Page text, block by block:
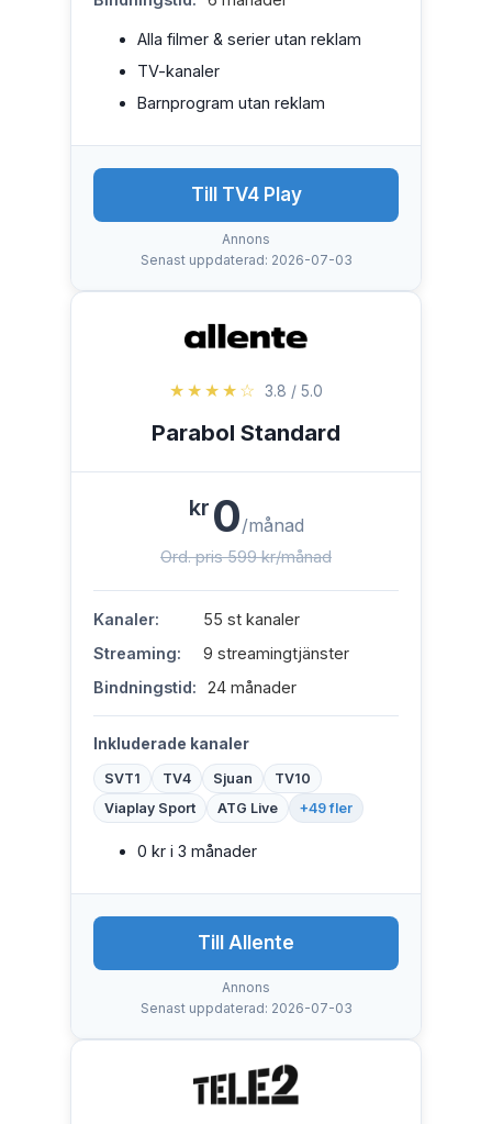
Alla filmer & serier utan reklam
TV-kanaler
Barnprogram utan reklam
Till TV4 Play
Annons
Senast uppdaterad: 2026-07-03
★★★★☆ 3.8 / 5.0
Parabol Standard
kr 0/månad
Ord. pris 599 kr/månad
Kanaler:
55 st kanaler
Streaming:
9 streamingtjänster
Bindningstid:
24 månader
Inkluderade kanaler
SVT1 TV4 Sjuan
TV10
Viaplay Sport
ATG Live +49 fler
0 kr i 3 månader
Till Allente
Annons
Senast uppdaterad: 2026-07-03